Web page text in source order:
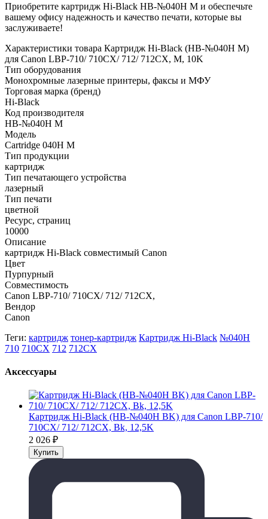
Приобретите картридж Hi-Black HB-№040H M и обеспечьте
вашему офису надежность и качество печати, которые вы
заслуживаете!
Характеристики товара Картридж Hi-Black (HB-№040H M)
для Canon LBP-710/ 710CX/ 712/ 712CX, M, 10K
Тип оборудования
Монохромные лазерные принтеры, факсы и МФУ
Торговая марка (бренд)
Hi-Black
Код производителя
HB-№040H M
Модель
Cartridge 040H M
Тип продукции
картридж
Тип печатающего устройства
лазерный
Тип печати
цветной
Ресурс, страниц
10000
Описание
картридж Hi-Black совместимый Canon
Цвет
Пурпурный
Совместимость
Canon LBP-710/ 710CX/ 712/ 712CX,
Вендор
Canon
Теги: картридж тонер-картридж Картридж Hi-Black №040H
710 710CX 712 712CX
Аксессуары
Картридж Hi-Black (HB-№040H BK) для Canon LBP-710/
710CX/ 712/ 712CX, Bk, 12,5K
2 026 ₽